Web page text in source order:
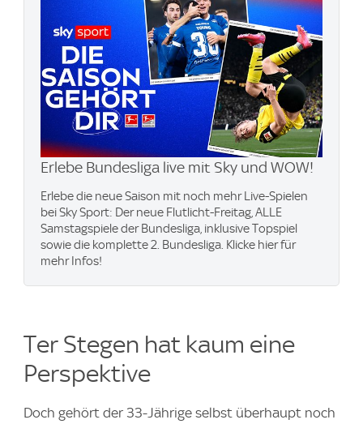
Erlebe Bundesliga live mit Sky und WOW​!
Erlebe die neue Saison mit noch mehr Live-Spielen
bei Sky Sport: Der neue Flutlicht-Freitag, ALLE
Samstagspiele der Bundesliga, inklusive Topspiel
sowie die komplette 2. Bundesliga. Klicke hier für
mehr Infos!
Ter Stegen hat kaum eine
Perspektive
Doch gehört der 33-Jährige selbst überhaupt noch